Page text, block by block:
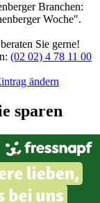
Branchen:
Woche".
Sie gerne!
(02 02) 4 78 11 00
ändern
sparen